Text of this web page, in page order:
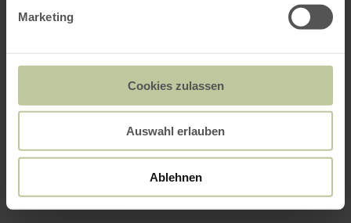
Marketing
Cookies zulassen
Auswahl erlauben
Ablehnen